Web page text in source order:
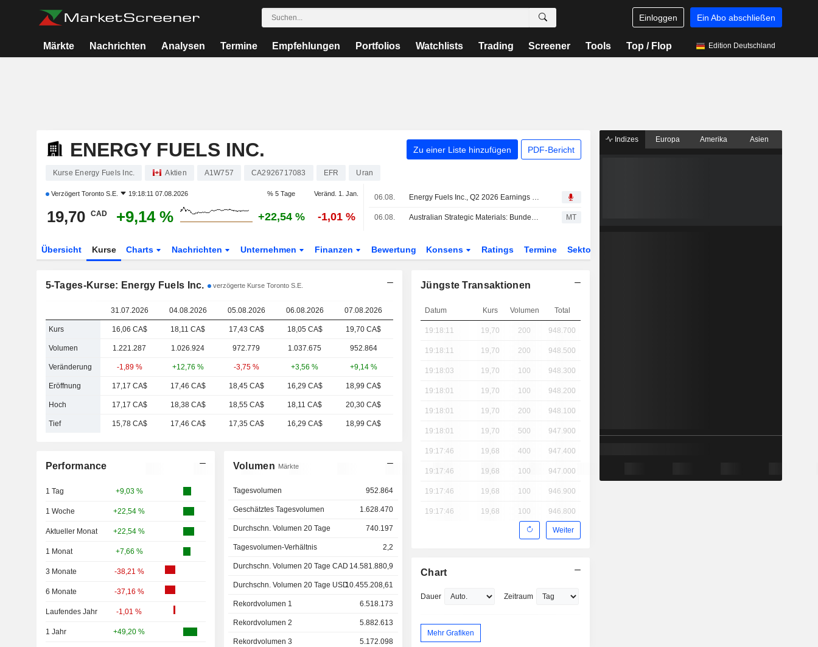
Einloggen Ein Abo abschließen
Märkte Nachrichten Analysen Termine Empfehlungen Portfolios Watchlists Trading Screener Tools Top / Flop Edition Deutschland
ENERGY FUELS INC. Zu einer Liste hinzufügen PDF-Bericht
Kurse Energy Fuels Inc. Aktien A1W757 CA2926717083 EFR Uran
Verzögert Toronto S.E. 19:18:11 07.08.2026 % 5 Tage Veränd. 1. Jan.
19,70 CAD +9,14 % +22,54 % -1,01 %
06.08. Energy Fuels Inc., Q2 2026 Earnings Call, Aug 06, 2026
06.08. Australian Strategic Materials: Bundesgericht verhandelt Antrag zur Genehmigung der Pläne für die geplante Übernahme durch eine Energy-Fuels-Tochter, Aktie fällt um 3% MT
Übersicht Kurse Charts Nachrichten Unternehmen Finanzen Bewertung Konsens Ratings Termine Sektor
5-Tages-Kurse: Energy Fuels Inc. verzögerte Kurse Toronto S.E.
31.07.2026 04.08.2026 05.08.2026 06.08.2026 07.08.2026
Kurs 16,06 CA$ 18,11 CA$ 17,43 CA$ 18,05 CA$ 19,70 CA$
Volumen 1.221.287 1.026.924 972.779 1.037.675 952.864
Veränderung -1,89 % +12,76 % -3,75 % +3,56 % +9,14 %
Eröffnung 17,17 CA$ 17,46 CA$ 18,45 CA$ 16,29 CA$ 18,99 CA$
Hoch 17,17 CA$ 18,38 CA$ 18,55 CA$ 18,11 CA$ 20,30 CA$
Tief 15,78 CA$ 17,46 CA$ 17,35 CA$ 16,29 CA$ 18,99 CA$
Performance
1 Tag +9,03 %
1 Woche +22,54 %
Aktueller Monat +22,54 %
1 Monat +7,66 %
3 Monate -38,21 %
6 Monate -37,16 %
Laufendes Jahr -1,01 %
1 Jahr +49,20 %
Volumen Märkte
Tagesvolumen 952.864
Geschätztes Tagesvolumen 1.628.470
Durchschn. Volumen 20 Tage 740.197
Tagesvolumen-Verhältnis 2,2
Durchschn. Volumen 20 Tage CAD 14.581.880,9
Durchschn. Volumen 20 Tage USD10.455.208,61
Rekordvolumen 1 6.518.173
Rekordvolumen 2 5.882.613
Rekordvolumen 3 5.172.098
Jüngste Transaktionen
Datum Kurs Volumen Total
19:18:11 19,70 200 948.700
19:18:11 19,70 200 948.500
19:18:03 19,70 100 948.300
19:18:01 19,70 100 948.200
19:18:01 19,70 200 948.100
19:18:01 19,70 500 947.900
19:17:46 19,68 400 947.400
19:17:46 19,68 100 947.000
19:17:46 19,68 100 946.900
19:17:46 19,68 100 946.800
Weiter
Chart
Dauer Zeitraum
Mehr Grafiken
Indizes Europa Amerika Asien